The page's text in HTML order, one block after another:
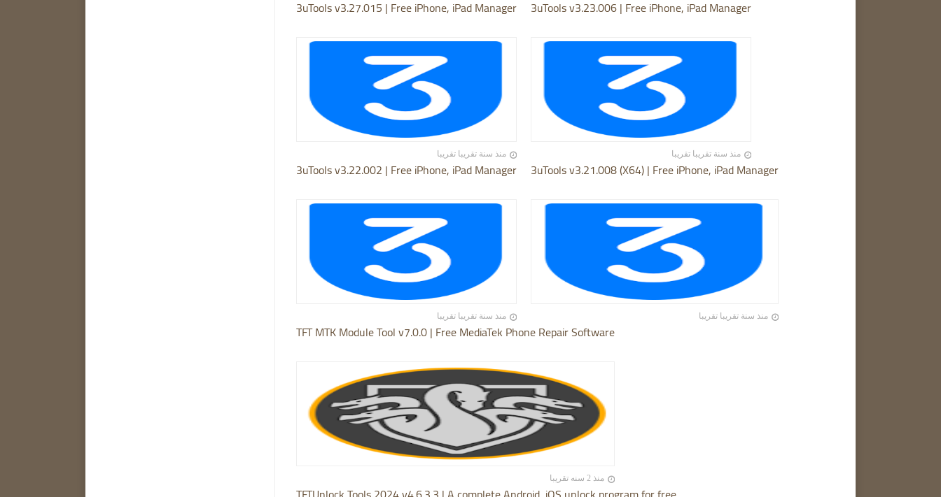
3uTools v3.27.015 | Free iPhone, iPad Manager
منذ سنة تقريبا تقريبا
3uTools v3.23.006 | Free iPhone, iPad Manager
منذ سنة تقريبا تقريبا
3uTools v3.22.002 | Free iPhone, iPad Manager
منذ سنة تقريبا تقريبا
3uTools v3.21.008 (X64) | Free iPhone, iPad Manager
منذ سنة تقريبا تقريبا
TFT MTK Module Tool v7.0.0 | Free MediaTek Phone Repair Software
منذ 2 سنه تقريبا